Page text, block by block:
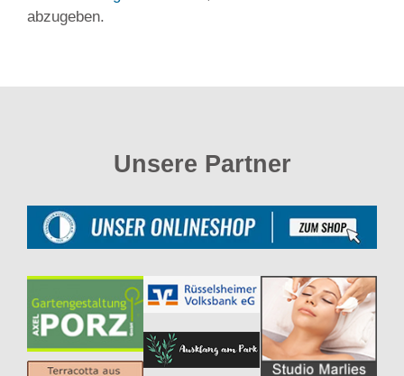
abzugeben.
Unsere Partner